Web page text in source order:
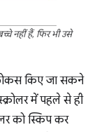
नहीं हैं, फिर भी उसे
फ़ोकस किए जा सकने
में पहले से ही
को स्किप कर